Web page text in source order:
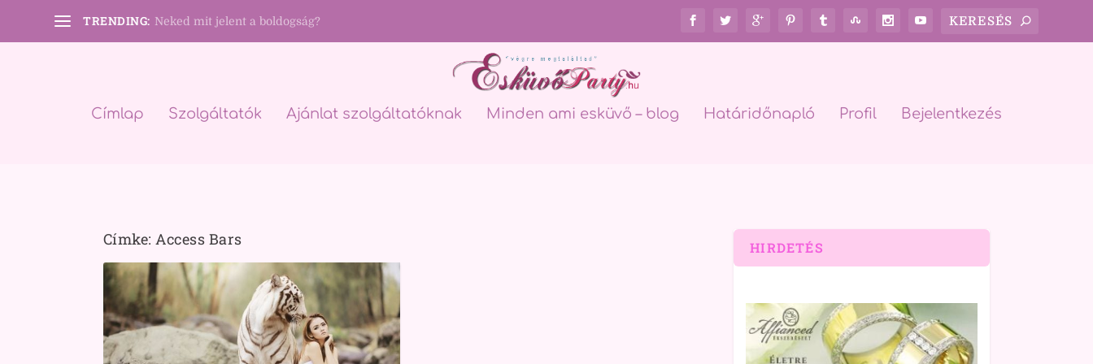
TRENDING: Neked mit jelent a boldogság?
Címlap Szolgáltatók Ajánlat szolgáltatóknak Minden ami esküvő – blog Határidőnapló Profil Bejelentkezés
Címke: Access Bars HIRDETÉS